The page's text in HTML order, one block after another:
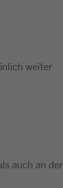
weiter
auch an der